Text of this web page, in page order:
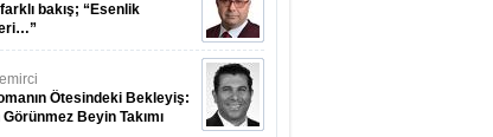
bakış; “Esenlik
Ötesindeki Bekleyiş:
Görünmez Beyin Takımı